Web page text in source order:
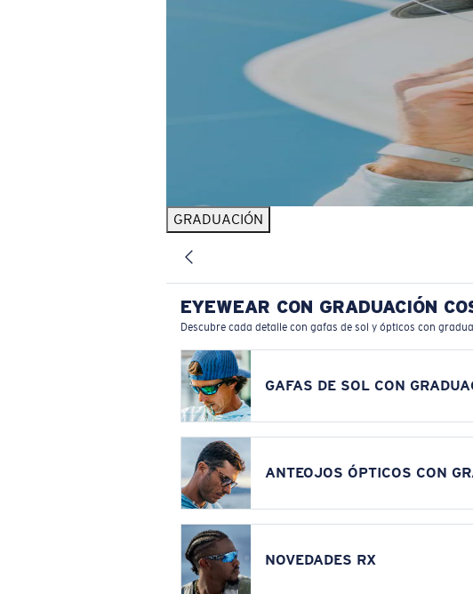
GRADUACIÓN
EYEWEAR CON GRADUACIÓN
Descubre cada detalle con gafas de sol y ópticos con
GAFAS DE SOL CON
ANTEOJOS ÓPTICOS CON
NOVEDADES RX